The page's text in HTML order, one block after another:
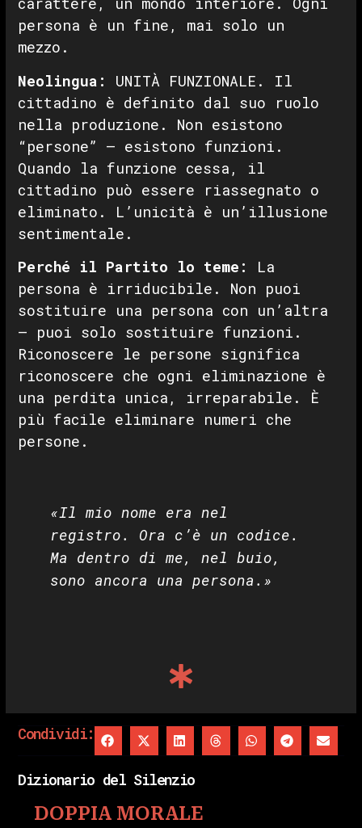
persona è un fine, mai solo un
mezzo.
Neolingua:
UNITÀ FUNZIONALE. Il
cittadino è definito dal suo ruolo
nella produzione. Non esistono
“persone” — esistono funzioni.
Quando la funzione cessa, il
cittadino può essere riassegnato o
eliminato. L’unicità è un’illusione
sentimentale.
Perché il Partito lo teme:
La
persona è irriducibile. Non puoi
sostituire una persona con un’altra
— puoi solo sostituire funzioni.
Riconoscere le persone significa
riconoscere che ogni eliminazione è
una perdita unica, irreparabile. È
più facile eliminare numeri che
persone.
«Il mio nome era nel
registro. Ora c’è un codice.
Ma dentro di me, nel buio,
sono ancora una persona.»
Condividi:
Dizionario del Silenzio
DOPPIA MORALE